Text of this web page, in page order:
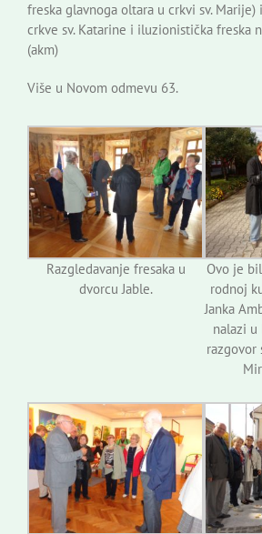
Korisne informacije
freska glavnoga oltara u crkvi sv. Marije)
crkve sv. Katarine i iluzionistička freska
(akm)
Više u Novom odmevu 63.
Razgledavanje fresaka u
dvorcu Jable.
Ovo je
rodnoj
Janka
nalazi u
razgovor